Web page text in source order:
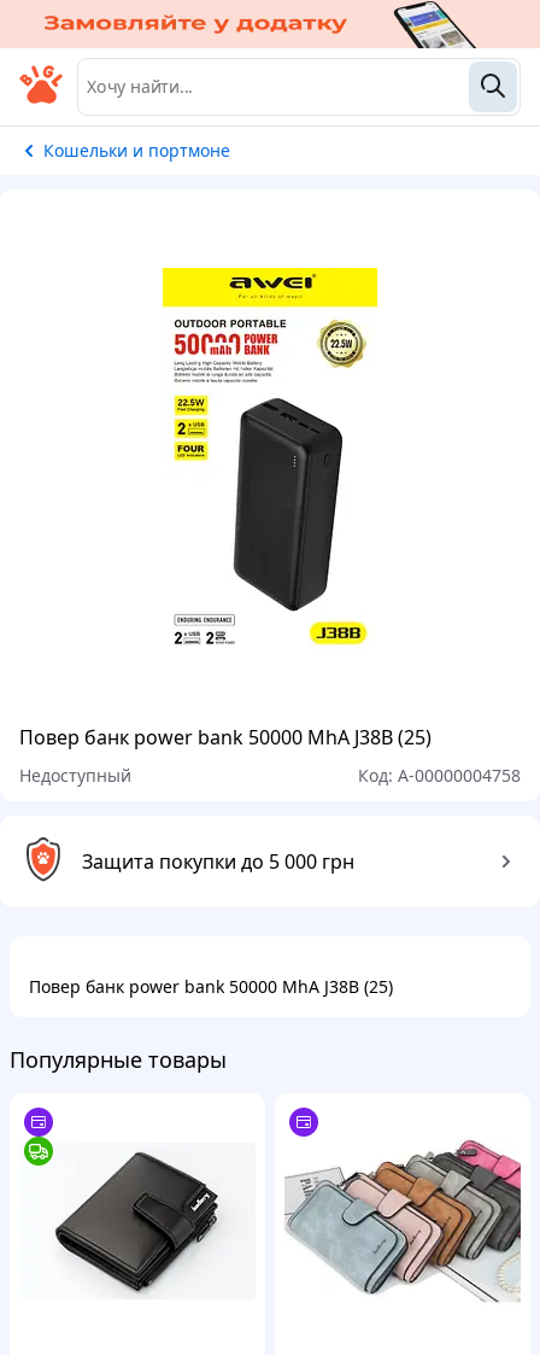
Кошельки и портмоне
Повер банк power bank 50000 MhA J38B (25)
Недоступный Код: A-00000004758
Защита покупки до 5 000 грн
Повер банк power bank 50000 MhA J38B (25)
Популярные товары